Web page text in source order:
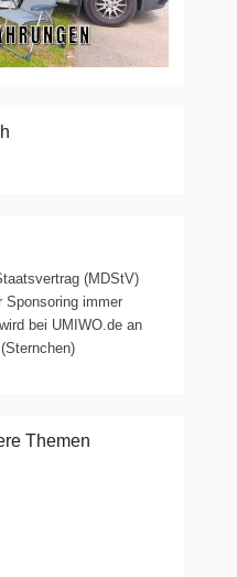
(MDStV)
Sponsoring immer
bei UMIWO.de an
Themen